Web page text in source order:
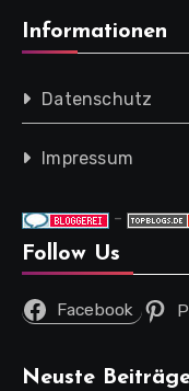
Informationen
Datenschutz
Impressum
-
Follow Us
Facebook
Neuste